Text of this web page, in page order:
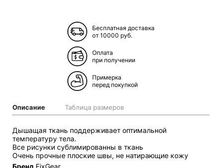
Бесплатная доставка
от 10000 руб.
Оплата
при получении
Примерка
перед покупкой
Описание Таблица размеров
Дышащая ткань поддерживает оптимальной
температуру тела.
Все рисунки сублимированны в ткань
Очень прочные плоские швы, не натирающие кожу